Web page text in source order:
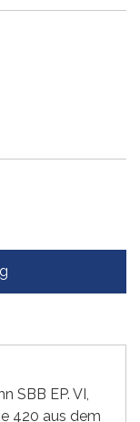
SBB EP. VI,
420 aus dem